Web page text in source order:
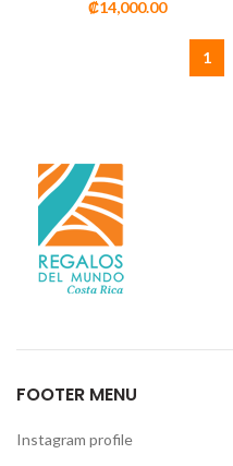
₡14,000.00
1
FOOTER MENU
Instagram profile